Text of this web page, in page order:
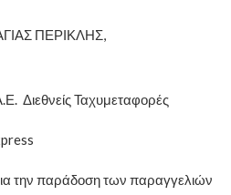
ΠΕΡΙΚΛΗΣ,
Διεθνείς Ταχυμεταφορές
την παράδοση των παραγγελιών